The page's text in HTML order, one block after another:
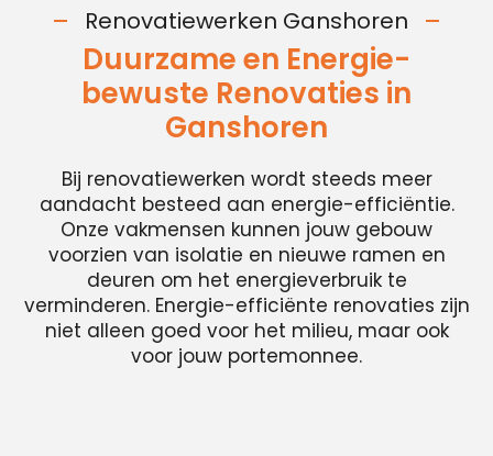
Renovatiewerken Ganshoren
Duurzame en Energie-
bewuste Renovaties in
Ganshoren
Bij renovatiewerken wordt steeds meer
aandacht besteed aan energie-efficiëntie.
Onze vakmensen kunnen jouw gebouw
voorzien van isolatie en nieuwe ramen en
deuren om het energieverbruik te
verminderen. Energie-efficiënte renovaties zijn
niet alleen goed voor het milieu, maar ook
voor jouw portemonnee.